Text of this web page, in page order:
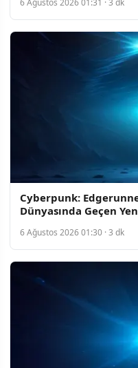
Cyberpunk:
Dünyasında Geçen
6 Ağustos 2026 01:30 · 3 dk